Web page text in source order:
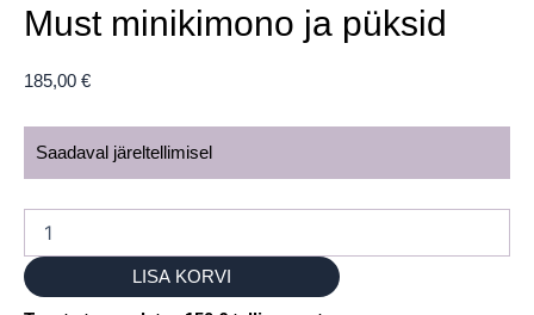
Must minikimono ja püksid
185,00 €
Saadaval järeltellimisel
LISA KORVI